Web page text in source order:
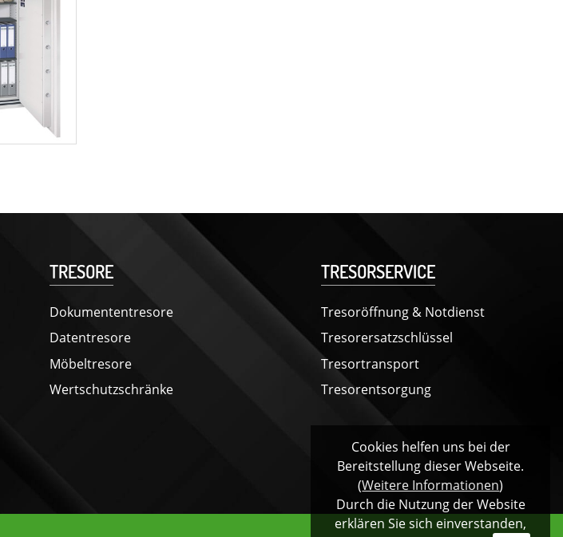
TRESORE
Dokumententresore
Datentresore
Möbeltresore
Wertschutzschränke
TRESORSERVICE
Tresoröffnung & Notdienst
Tresorersatzschlüssel
Tresortransport
Tresorentsorgung
Cookies helfen uns bei der
Bereitstellung dieser Webseite.
(Weitere Informationen)
Durch die Nutzung der Website
erklären Sie sich einverstanden,